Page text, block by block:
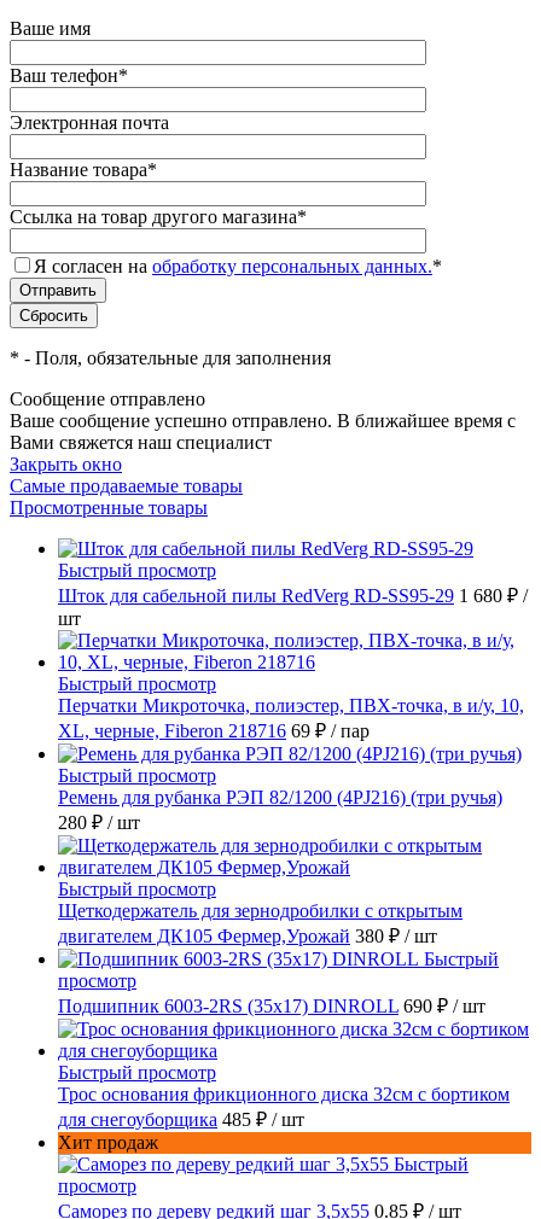
Ваше имя
Ваш телефон*
Электронная почта
Название товара*
Ссылка на товар другого магазина*
Я согласен на обработку персональных данных.*
* - Поля, обязательные для заполнения
Сообщение отправлено
Ваше сообщение успешно отправлено. В ближайшее время с
Вами свяжется наш специалист
Закрыть окно
Самые продаваемые товары
Просмотренные товары
Быстрый просмотр
Шток для сабельной пилы RedVerg RD-SS95-29 1 680 ₽ /
шт
Быстрый просмотр
Перчатки Микроточка, полиэстер, ПВХ-точка, в и/у, 10,
ХL, черные, Fiberon 218716 69 ₽ / пар
Быстрый просмотр
Ремень для рубанка РЭП 82/1200 (4PJ216) (три ручья)
280 ₽ / шт
Быстрый просмотр
Щеткодержатель для зернодробилки с открытым
двигателем ДК105 Фермер,Урожай 380 ₽ / шт
Быстрый
просмотр
Подшипник 6003-2RS (35х17) DINROLL 690 ₽ / шт
Быстрый просмотр
Трос основания фрикционного диска 32см с бортиком
для снегоуборщика 485 ₽ / шт
Хит продаж
Быстрый
просмотр
Саморез по дереву редкий шаг 3,5х55 0.85 ₽ / шт